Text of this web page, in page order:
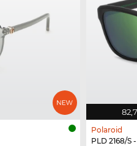
Polaroid
PLD 2168/S